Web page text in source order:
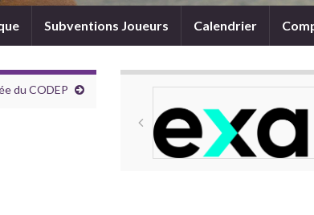
Subventions Joueurs Calendrier
du CODEP